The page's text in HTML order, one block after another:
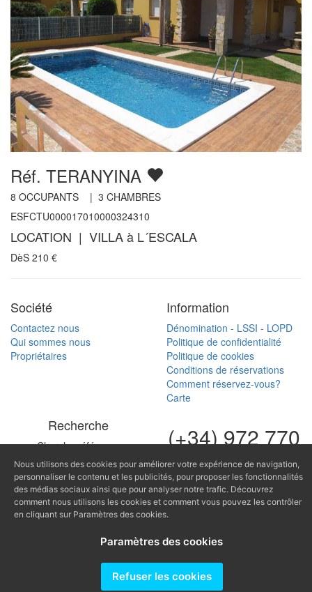
Réf. TERANYINA
8 OCCUPANTS | 3 CHAMBRES
ESFCTU000017010000324310
LOCATION | VILLA à L´ESCALA
DèS 210 €
Société
Contactez nous
Qui sommes nous
Propriétaires
Information
Dénomination - LSSI - LOPD
Politique de confidentialité
Politique de cookies
Conditions de réservations
Comment réservez-vous?
Carte
Recherche
Cherche référence (+34) 972 770
168
(+34) 616 966
682
Nous utilisons des cookies pour améliorer votre expérience de navigation,
personnaliser le contenu et les publicités, pour proposer les fonctionnalités
des médias sociaux ainsi que pour analyser notre trafic. Découvrez
comment nous utilisons les cookies et comment vous pouvez les contrôler
en cliquant sur Paramètres des cookies.
Paramètres des cookies
Refuser les cookies